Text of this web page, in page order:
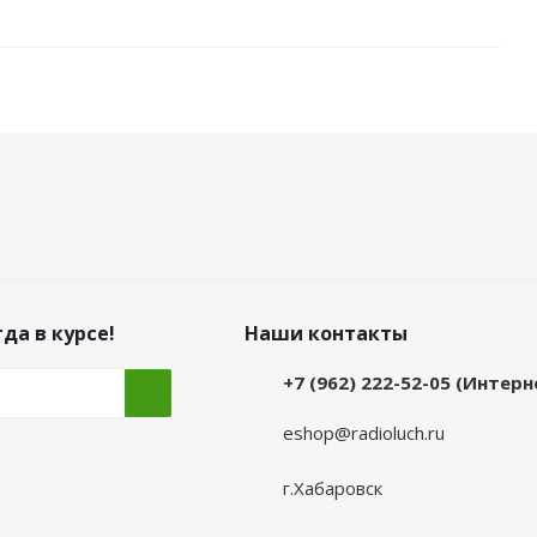
в курсе! Наши контакты
+7 (962) 222-52-05
eshop@radioluch.ru
г.Хабаровск